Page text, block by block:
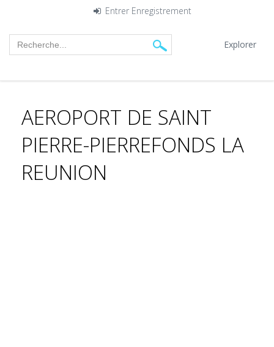
Entrer Enregistrement
Explorer
AEROPORT DE SAINT
PIERRE-PIERREFONDS LA
REUNION